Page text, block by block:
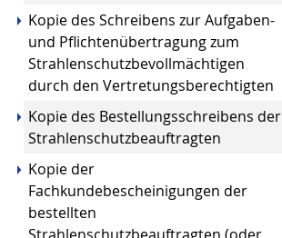
Kopie des Schreibens zur Aufgaben-
und Pflichtenübertragung zum
Strahlenschutzbevollmächtigen
durch den Vertretungsberechtigten
Kopie des Bestellungsschreibens der
Strahlenschutzbeauftragten
Kopie der
Fachkundebescheinigungen der
bestellten